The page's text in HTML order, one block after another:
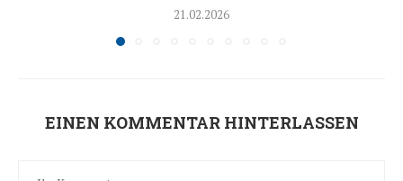
21.02.2026
EINEN KOMMENTAR HINTERLASSEN